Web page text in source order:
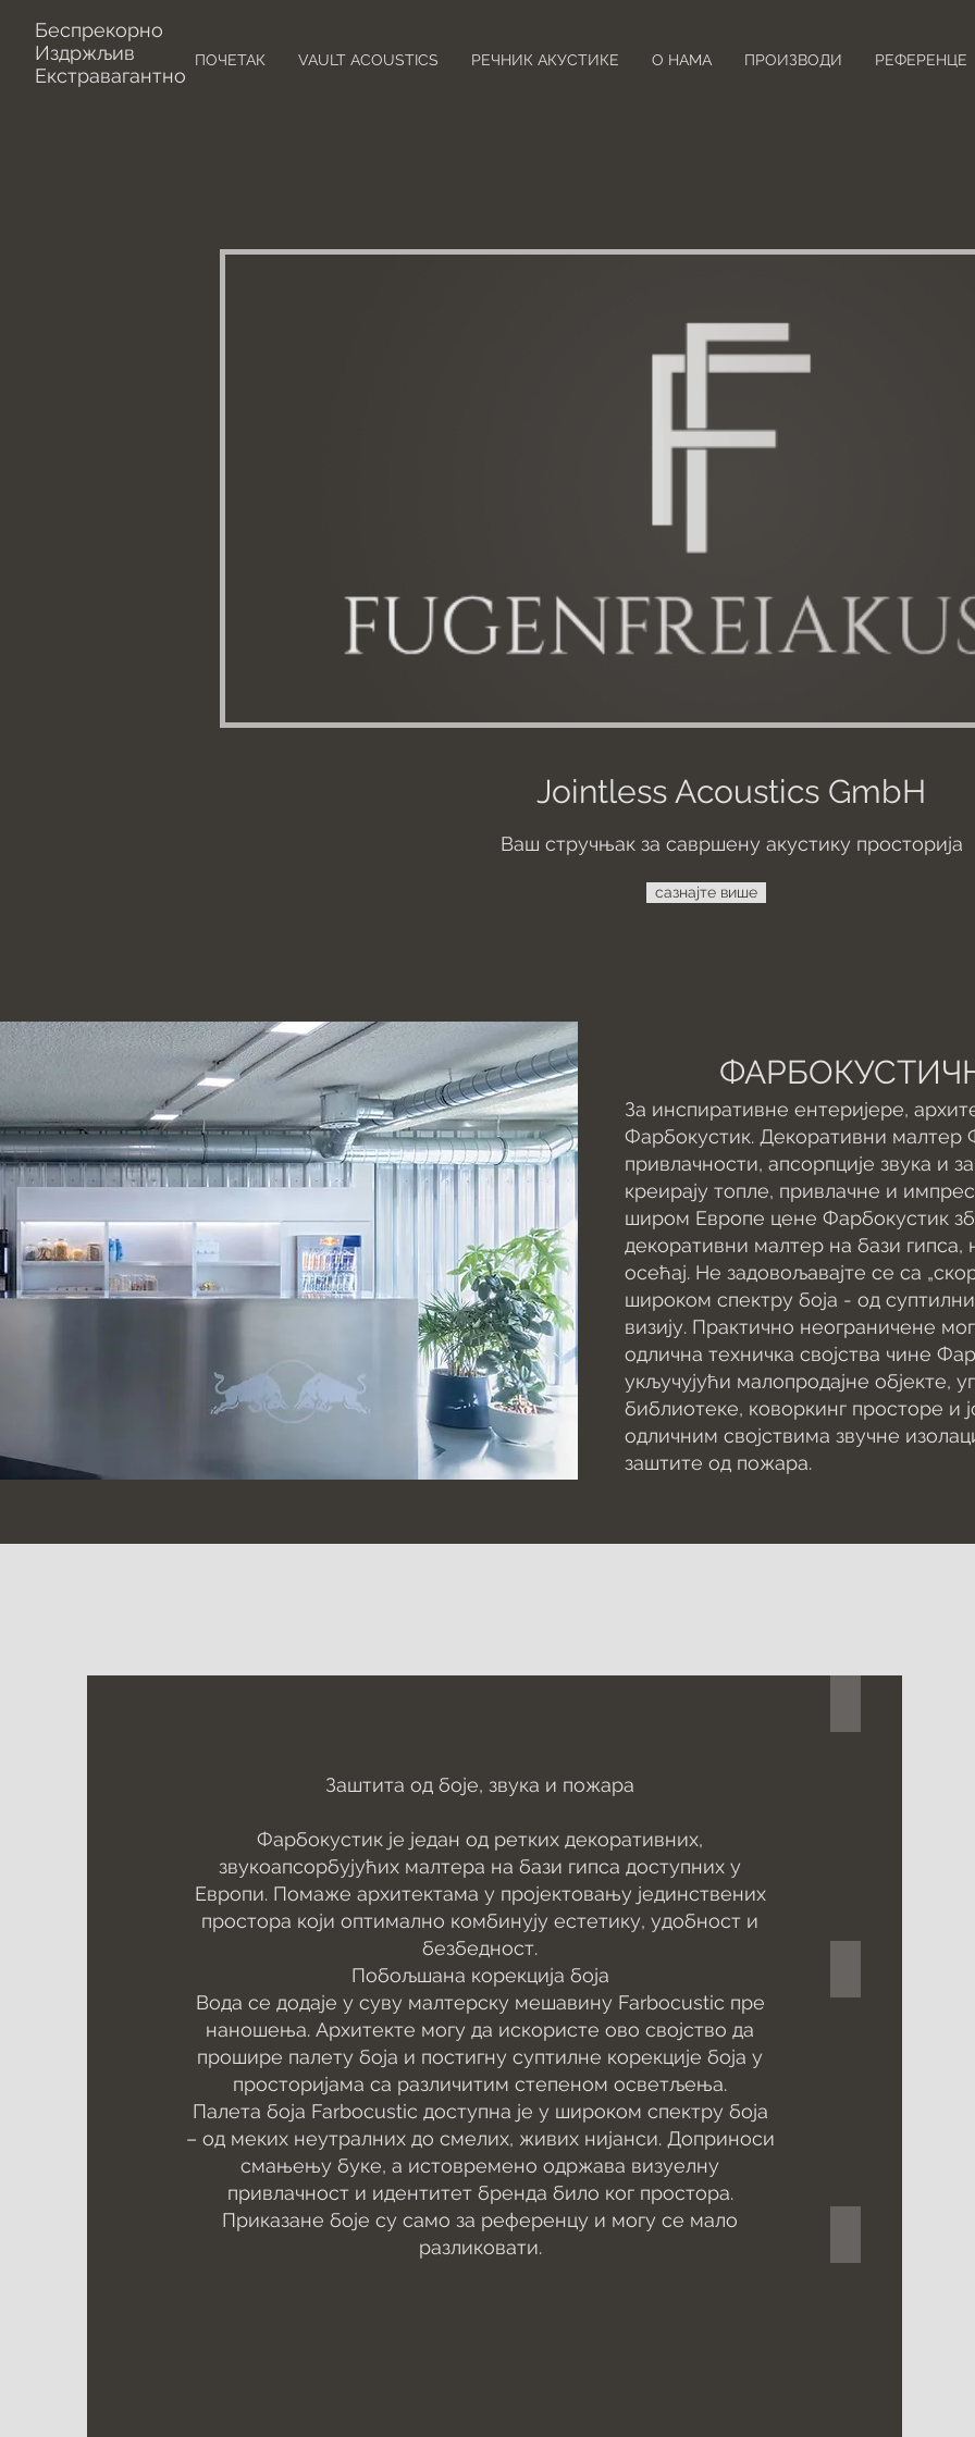
Беспрекорно
Издржљив
Екстравагантно
ПОЧЕТАК VAULT ACOUSTICS РЕЧНИК АКУСТИКЕ О НАМА ПРОИЗВОДИ РЕФЕРЕНЦЕ
Jointless Acoustics GmbH
Ваш стручњак за савршену акустику просторија
сазнајте више
За инспиративне ентеријере,
Фарбокустик. Декоративни малтер
привлачности, апсорпције звука и
креирају топле, привлачне и
широм Европе цене Фарбокустик
декоративни малтер на бази
осећај. Не задовољавајте се са
широком спектру боја - од
визију. Практично неограничене
одлична техничка својства чине
укључујући малопродајне објекте,
библиотеке, коворкинг просторе и
одличним својствима звучне
заштите од пожара.
Заштита од боје, звука и пожара
Фарбокустик је један од ретких декоративних,
звукоапсорбујућих малтера на бази гипса доступних у
Европи. Помаже архитектама у пројектовању јединствених
простора који оптимално комбинују естетику, удобност и
безбедност.
Побољшана корекција боја
Вода се додаје у суву малтерску мешавину Farbocustic пре
наношења. Архитекте могу да искористе ово својство да
прошире палету боја и постигну суптилне корекције боја у
просторијама са различитим степеном осветљења.
Палета боја Farbocustic доступна је у широком спектру боја
– од меких неутралних до смелих, живих нијанси. Доприноси
смањењу буке, а истовремено одржава визуелну
привлачност и идентитет бренда било ког простора.
Приказане боје су само за референцу и могу се мало
разликовати.